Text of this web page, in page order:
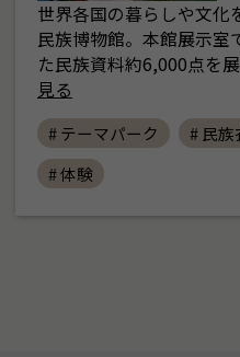
世界各国の暮らしや文化
民族博物館。本館展示室
た民族資料約6,000点を
見る
# テーマパーク # 民族
# 体験